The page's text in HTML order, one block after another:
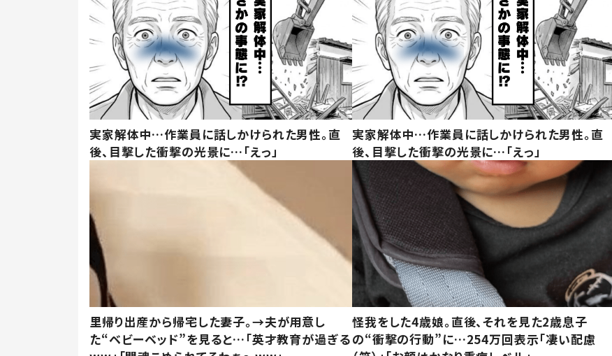
実家解体中…作業員に話しかけられた男性。直
後、目撃した衝撃の光景に…「えっ」
実家解体中…作業員に話しかけられた男性。直
後、目撃した衝撃の光景に…「えっ」
里帰り出産から帰宅した妻子。→夫が用意し
た“ベビーベッド”を見ると…「英才教育が過ぎる
怪我をした4歳娘。直後、それを見た2歳息子
の“衝撃の行動”に…254万回表示「凄い配慮